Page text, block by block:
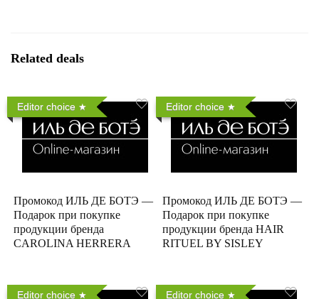
Related deals
Editor choice
Промокод ИЛЬ ДЕ БОТЭ —
Подарок при покупке
продукции бренда
CAROLINA HERRERA
Editor choice
Промокод ИЛЬ ДЕ БОТЭ —
Подарок при покупке
продукции бренда HAIR
RITUEL BY SISLEY
Editor choice Editor choice